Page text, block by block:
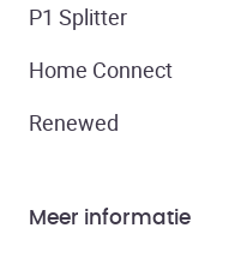
P1 Splitter
Home Connect
Renewed
Meer informatie